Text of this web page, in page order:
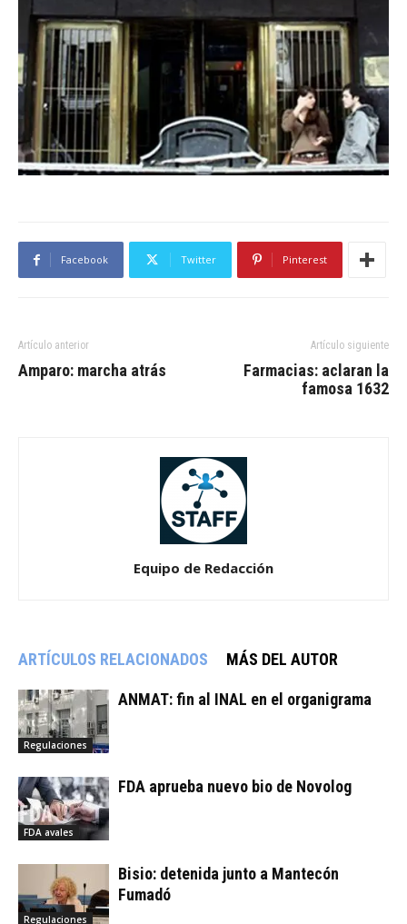
Facebook Twitter Pinterest
Artículo anterior
Amparo: marcha atrás
Artículo siguiente
Farmacias: aclaran la
famosa 1632
Equipo de Redacción
ARTÍCULOS RELACIONADOS MÁS DEL AUTOR
Regulaciones
ANMAT: fin al INAL en el organigrama
FDA avales
FDA aprueba nuevo bio de Novolog
Regulaciones
Bisio: detenida junto a Mantecón
Fumadó